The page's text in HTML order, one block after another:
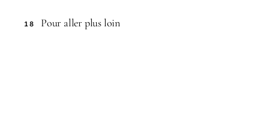
18 Pour aller plus loin